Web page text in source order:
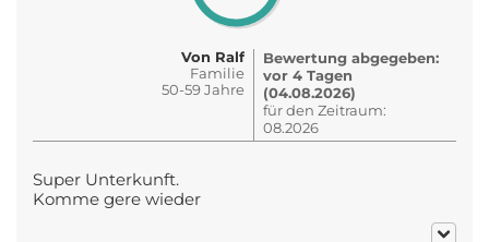
Von Ralf
Familie
50-59 Jahre
Bewertung abgegeben:
vor 4 Tagen
(04.08.2026)
für den Zeitraum:
08.2026
Super Unterkunft.
Komme gere wieder